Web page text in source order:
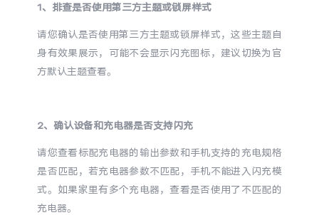
X300 Ultra X300s
S50 Pro mini
iQOO Z11 iQOO Z11x
vivo TWS 5 Pro vivo Pad6 Pro
vivo 头戴降噪耳机 vivo TWS 5e
1、排查是否使用第三方主题或锁屏样式
请您确认是否使用第三方主题或锁屏样式，这些主题自
身有效果展示，可能不会显示闪充图标，建议切换为官
方默认主题查看。
2、确认设备和充电器是否支持闪充
请您查看标配充电器的输出参数和手机支持的充电规格
是否匹配，若充电器参数不匹配，手机不能进入闪充模
式。如果家里有多个充电器，查看是否使用了不匹配的
充电器。